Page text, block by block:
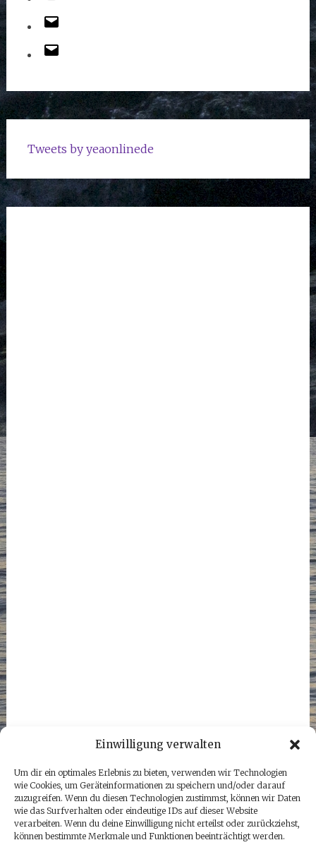
Einwilligung verwalten
Um dir ein optimales Erlebnis zu bieten, verwenden wir Technologien
wie Cookies, um Geräteinformationen zu speichern und/oder darauf
zuzugreifen. Wenn du diesen Technologien zustimmst, können wir Daten
wie das Surfverhalten oder eindeutige IDs auf dieser Website
verarbeiten. Wenn du deine Einwilligung nicht erteilst oder zurückziehst,
können bestimmte Merkmale und Funktionen beeinträchtigt werden.
Tweets by yeaonlinede